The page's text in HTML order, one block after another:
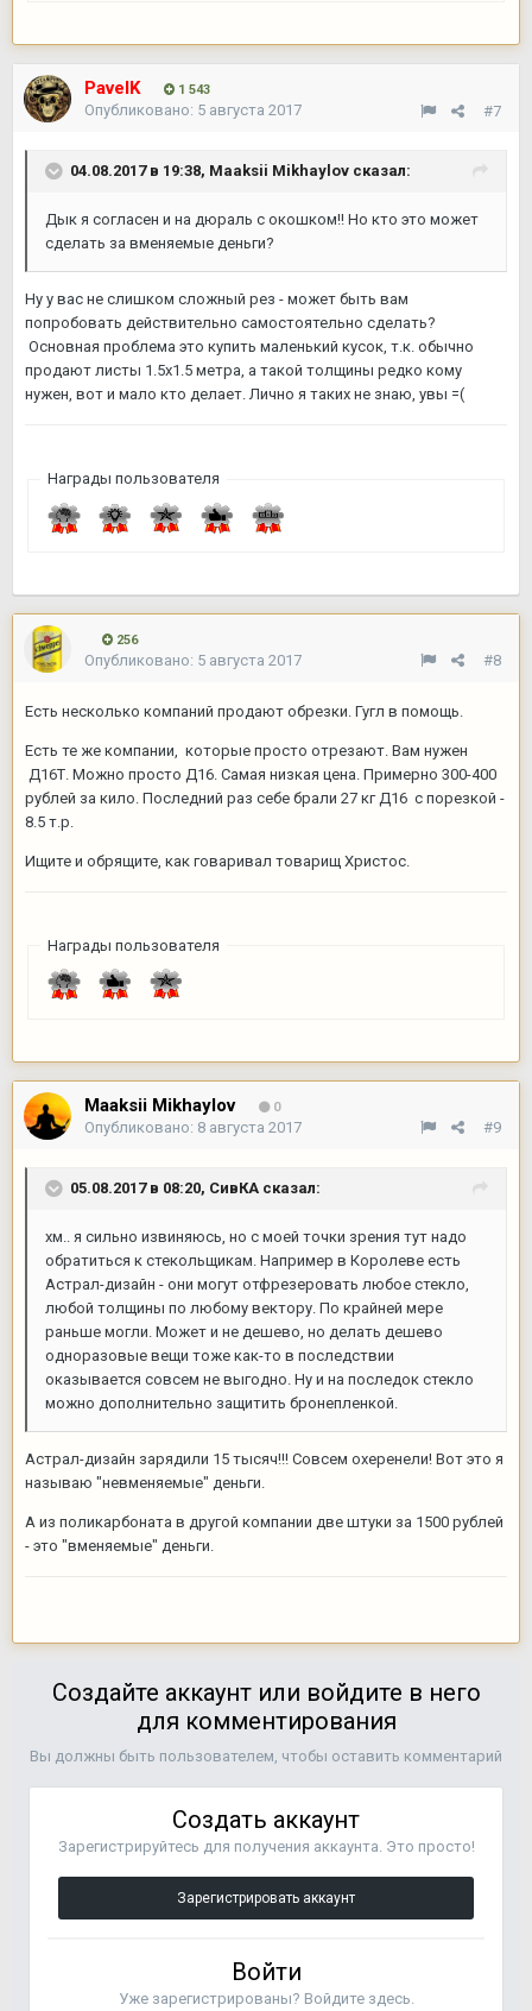
PavelK 1 543
#7
Опубликовано: 5 августа 2017
04.08.2017 в 19:38, Maaksii Mikhaylov сказал:
Дык я согласен и на дюраль с окошком!! Но кто это может
сделать за вменяемые деньги?
Ну у вас не слишком сложный рез - может быть вам
попробовать действительно самостоятельно сделать?
Основная проблема это купить маленький кусок, т.к. обычно
продают листы 1.5х1.5 метра, а такой толщины редко кому
нужен, вот и мало кто делает. Лично я таких не знаю, увы =(
Награды пользователя
256
#8
Опубликовано: 5 августа 2017
Есть несколько компаний продают обрезки. Гугл в помощь.
Есть те же компании, которые просто отрезают. Вам нужен
Д16Т. Можно просто Д16. Самая низкая цена. Примерно 300-400
рублей за кило. Последний раз себе брали 27 кг Д16 с порезкой -
8.5 т.р.
Ищите и обрящите, как говаривал товарищ Христос.
Награды пользователя
Maaksii Mikhaylov 0
#9
Опубликовано: 8 августа 2017
05.08.2017 в 08:20, СивКА сказал:
хм.. я сильно извиняюсь, но с моей точки зрения тут надо
обратиться к стекольщикам. Например в Королеве есть
Астрал-дизайн - они могут отфрезеровать любое стекло,
любой толщины по любому вектору. По крайней мере
раньше могли. Может и не дешево, но делать дешево
одноразовые вещи тоже как-то в последствии
оказывается совсем не выгодно. Ну и на последок стекло
можно дополнительно защитить бронепленкой.
Астрал-дизайн зарядили 15 тысяч!!! Совсем охеренели! Вот это я
называю "невменяемые" деньги.
А из поликарбоната в другой компании две штуки за 1500 рублей
- это "вменяемые" деньги.
Создайте аккаунт или войдите в него
для комментирования
Вы должны быть пользователем, чтобы оставить комментарий
Создать аккаунт
Зарегистрируйтесь для получения аккаунта. Это просто!
Зарегистрировать аккаунт
Войти
Уже зарегистрированы? Войдите здесь.